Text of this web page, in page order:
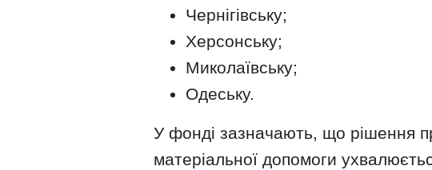
Чернігівську;
Херсонську;
Миколаївську;
Одеську.
У фонді зазначають, що рішення
матеріальної допомоги